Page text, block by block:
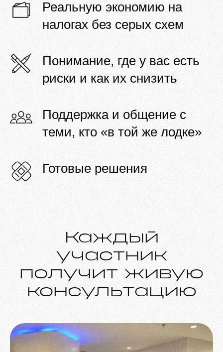
Реальную экономию на
налогах без серых схем
Понимание, где у вас есть
риски и как их снизить
Поддержка и общение с
теми, кто «в той же лодке»
Готовые решения
Каждый
участник
получит живую
консультацию